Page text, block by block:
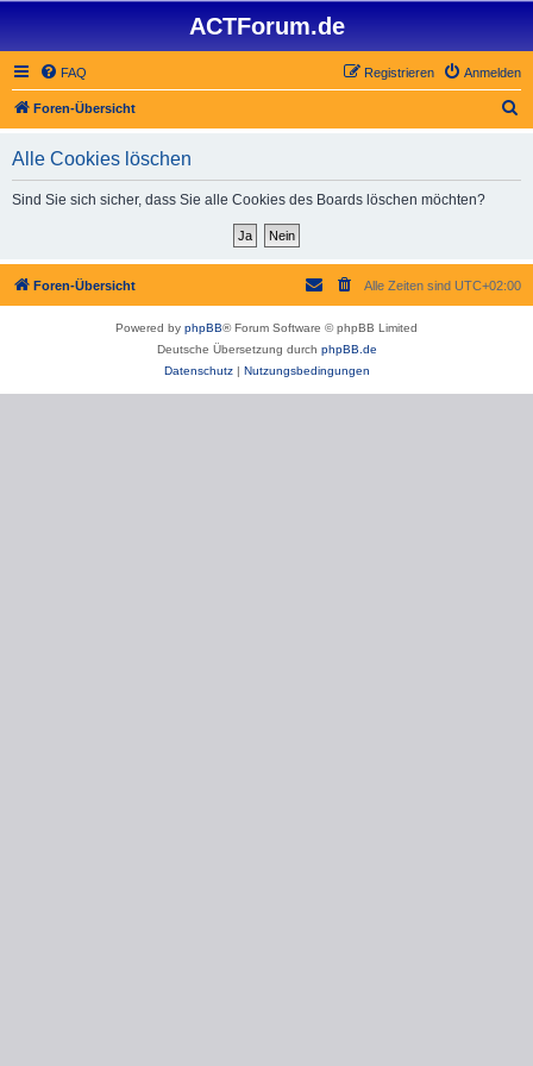
ACTForum.de
FAQ Anmelden
Registrieren
Foren-Übersicht
Alle Cookies löschen
Sind Sie sich sicher, dass Sie alle Cookies des Boards löschen möchten?
Foren-Übersicht Alle Zeiten sind UTC+02:00
Powered by phpBB® Forum Software © phpBB Limited
Deutsche Übersetzung durch phpBB.de
Datenschutz| Nutzungsbedingungen